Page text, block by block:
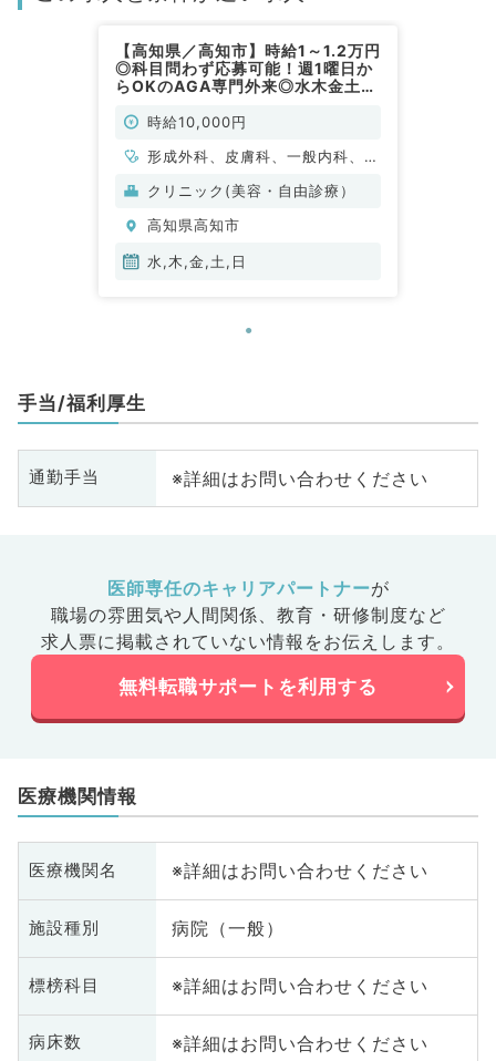
【高知県／高知市】時給1～1.2万円
◎科目問わず応募可能！週1曜日か
らOKのAGA専門外来◎水木金土日
勤）時給10,000円
形成外科、皮膚科、一般内科、外
科系全般、一般外科、美容皮膚
クリニック(美容・自由診療）
高知県高知市
水,木,金,土,日
手当/福利厚生
通勤手当 ※詳細はお問い合わせください
医師専任のキャリアパートナーが
職場の雰囲気や人間関係、 教育・研修制度など
求人票に掲載されていない情報をお伝えします。
無料転職サポートを利用する
医療機関情報
医療機関名 ※詳細はお問い合わせください
施設種別 病院（一般）
標榜科目 ※詳細はお問い合わせください
病床数 ※詳細はお問い合わせください